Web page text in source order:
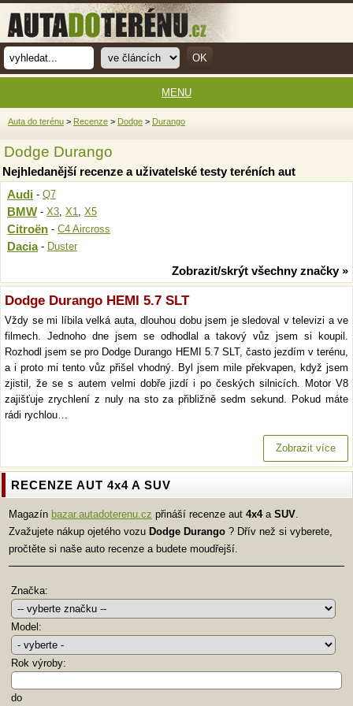
Auta do terénu > Recenze > Dodge > Durango
Dodge Durango
Nejhledanější recenze a uživatelské testy teréních aut
Audi - Q7
BMW - X3, X1, X5
Citroën - C4 Aircross
Dacia- Duster
Zobrazit/skrýt všechny značky »
Dodge Durango HEMI 5.7 SLT
Vždy se mi líbila velká auta, dlouhou dobu jsem je sledoval v televizi a ve
filmech. Jednoho dne jsem se odhodlal a takový vůz jsem si koupil.
Rozhodl jsem se pro Dodge Durango HEMI 5.7 SLT, často jezdím v terénu,
a i proto mi tento vůz přišel vhodný. Byl jsem mile překvapen, když jsem
zjistil, že se s autem velmi dobře jizdí i po českých silnicích. Motor V8
zajišťuje zrychlení z nuly na sto za přibližně sedm sekund. Pokud máte
rádi rychlou…
Zobrazit více
RECENZE AUT 4x4 A SUV
Magazín bazar.autadoterenu.cz přináší recenze aut 4x4a SUV.
Zvažujete nákup ojetého vozu Dodge Durango ? Dřív než si vyberete,
pročtěte si naše auto recenze a budete moudřejší.
Značka:
Model:
Rok výroby:
do
MENU